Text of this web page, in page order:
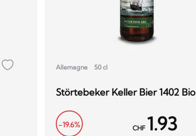
Allemagne 50 cl
Störtebeker Keller Bier 1402 Bio
-19.6% CHF 1.93